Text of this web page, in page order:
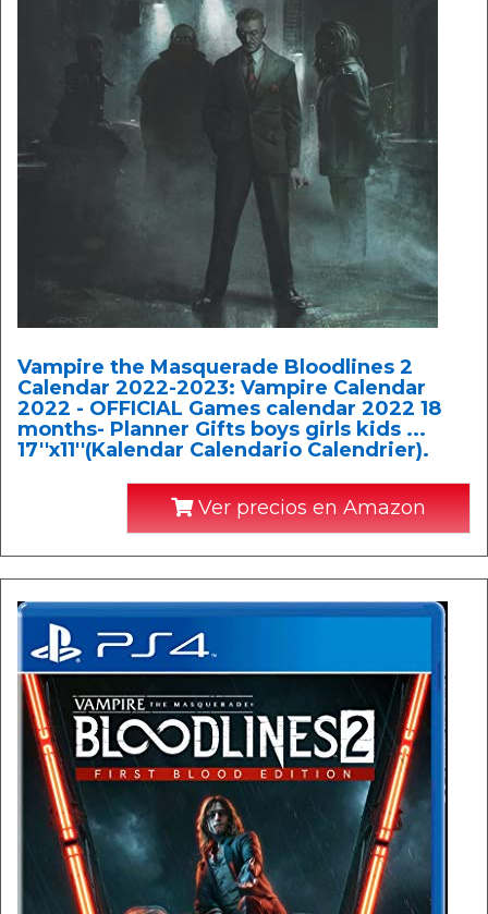
Vampire the Masquerade Bloodlines 2
Calendar 2022-2023: Vampire Calendar
2022 - OFFICIAL Games calendar 2022 18
months- Planner Gifts boys girls kids ...
17''x11''(Kalendar Calendario Calendrier).
Ver precios en Amazon